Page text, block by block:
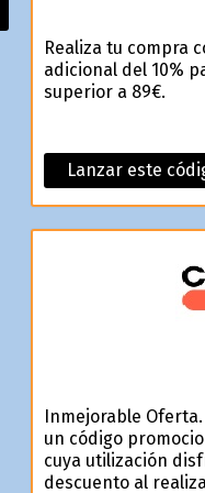
Realiza tu compra
adicional del 10%
superior a 89€.
Lanzar este
Inmejorable
un código
cuya utilización
descuento al